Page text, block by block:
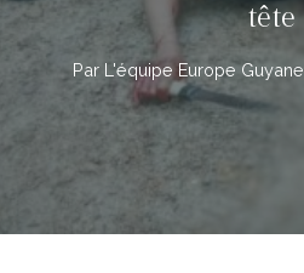
tête
Par L'équipe Europe Guyane